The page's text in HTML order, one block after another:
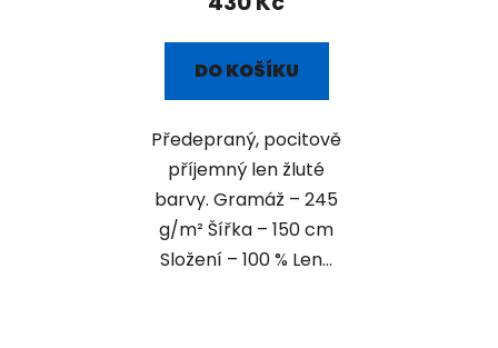
DO KOŠÍKU
Předepraný, pocitově
příjemný len žluté
barvy. Gramáž – 245
g/m² Šířka – 150 cm
Složení – 100 % Len...